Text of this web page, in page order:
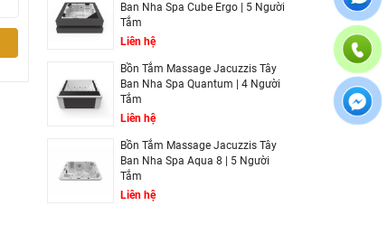
Ban Nha Spa Cube Ergo | 5 Người
Tắm
Liên hệ
Bồn Tắm Massage Jacuzzis Tây
Ban Nha Spa Quantum | 4 Người
Tắm
Liên hệ
Bồn Tắm Massage Jacuzzis Tây
Ban Nha Spa Aqua 8 | 5 Người
Tắm
Liên hệ